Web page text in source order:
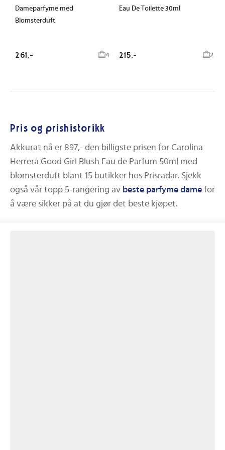
Dameparfyme med
Blomsterduft
261,- 4
Eau De Toilette 30ml
215,- 2
Pris og prishistorikk
Akkurat nå er 897,- den billigste prisen for Carolina
Herrera Good Girl Blush Eau de Parfum 50ml med
blomsterduft blant 15 butikker hos Prisradar. Sjekk
også vår topp 5-rangering av beste parfyme dame for
å være sikker på at du gjør det beste kjøpet.